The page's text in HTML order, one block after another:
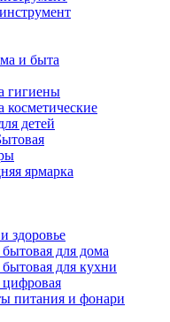
и быта
гигиены
косметические
детей
ярмарка
здоровье
для дома
для кухни
питания и фонари